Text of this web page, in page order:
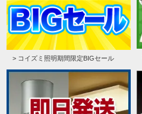
> コイズミ照明期間限定BIGセール